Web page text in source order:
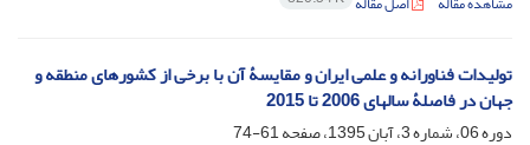
تولیدات فناورانه و علمی ایران و مقایسۀ آن با برخی از کشورهای منطقه و
جهان در فاصلۀ سالهای 2006 تا 2015
دوره 06، شماره 3، آبان 1395، صفحه
61-74